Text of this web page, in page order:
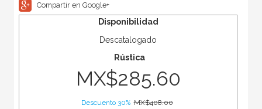
Compartir en Google+
Disponibilidad
Descatalogado
Rústica
MX$285.60
Descuento 30% MX$408.00